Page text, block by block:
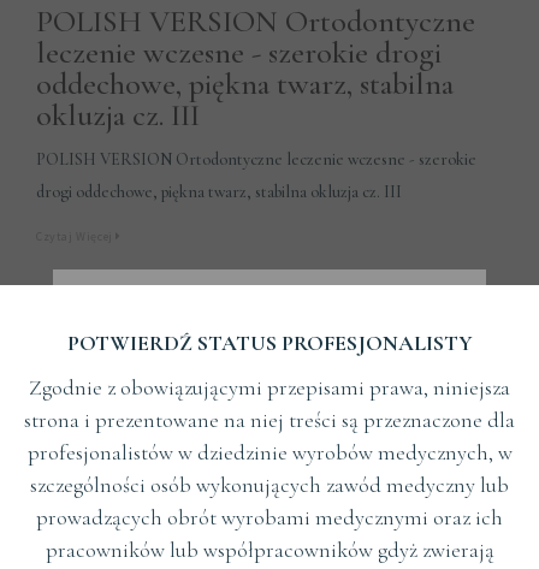
POLISH VERSION Ortodontyczne
leczenie wczesne - szerokie drogi
oddechowe, piękna twarz, stabilna
okluzja cz. III
POLISH VERSION Ortodontyczne leczenie wczesne - szerokie
drogi oddechowe, piękna twarz, stabilna okluzja cz. III
POTWIERDŹ STATUS PROFESJONALISTY
Zgodnie z obowiązującymi przepisami prawa, niniejsza
strona i prezentowane na niej treści są przeznaczone dla
profesjonalistów w dziedzinie wyrobów medycznych, w
szczególności osób wykonujących zawód medyczny lub
prowadzących obrót wyrobami medycznymi oraz ich
pracowników lub współpracowników gdyż zwierają